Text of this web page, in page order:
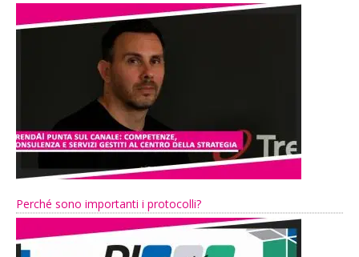
Perché sono importanti i protocolli?